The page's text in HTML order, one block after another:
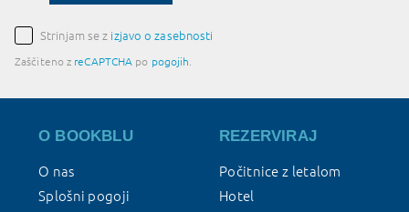
Strinjam se z izjavo o zasebnosti
Zaščiteno z reCAPTCHA po pogojih
O BOOKBLU
O nas
Splošni pogoji
REZERVIRAJ
Počitnice z letalom
Hotel